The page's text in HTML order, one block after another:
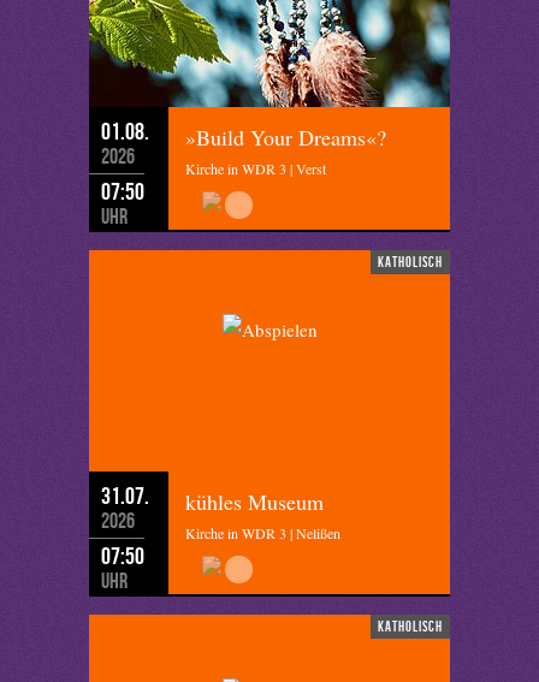
01.08.
2026
07:50
Uhr
»Build Your Dreams«?
Kirche in WDR 3 | Verst
katholisch
31.07.
2026
07:50
Uhr
kühles Museum
Kirche in WDR 3 | Nelißen
katholisch